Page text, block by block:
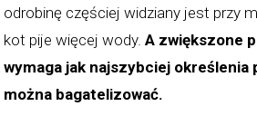
odrobinę częściej widziany jest przy
kot pije więcej wody. A zwiększone
wymaga jak najszybciej
można bagatelizować.